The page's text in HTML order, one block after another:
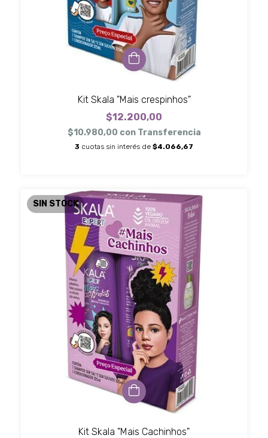
Kit Skala "Mais crespinhos"
$12.200,00
$10.980,00 con Transferencia
3 cuotas sin interés de $4.066,67
SIN STOCK
Kit Skala "Mais Cachinhos"